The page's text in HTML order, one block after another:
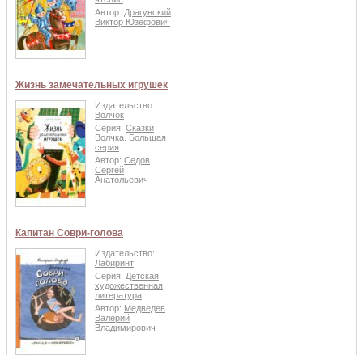
Автор: Драгунский
Виктор Юзефович
Жизнь замечательных игрушек
Издательство:
Волчок
Серия: Сказки
Волчка. Большая
серия
Автор: Седов
Сергей
Анатольевич
Капитан Соври-голова
Издательство:
Лабиринт
Серия: Детская
художественная
литература
Автор: Медведев
Валерий
Владимирович